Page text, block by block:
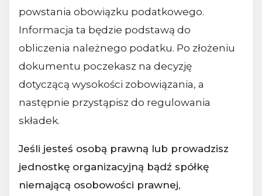
powstania obowiązku podatkowego.
Informacja ta będzie podstawą do
obliczenia należnego podatku. Po złożeniu
dokumentu poczekasz na decyzję
dotyczącą wysokości zobowiązania, a
następnie przystąpisz do regulowania
składek.
Jeśli jesteś osobą prawną lub prowadzisz
jednostkę organizacyjną bądź spółkę
niemającą osobowości prawnej,